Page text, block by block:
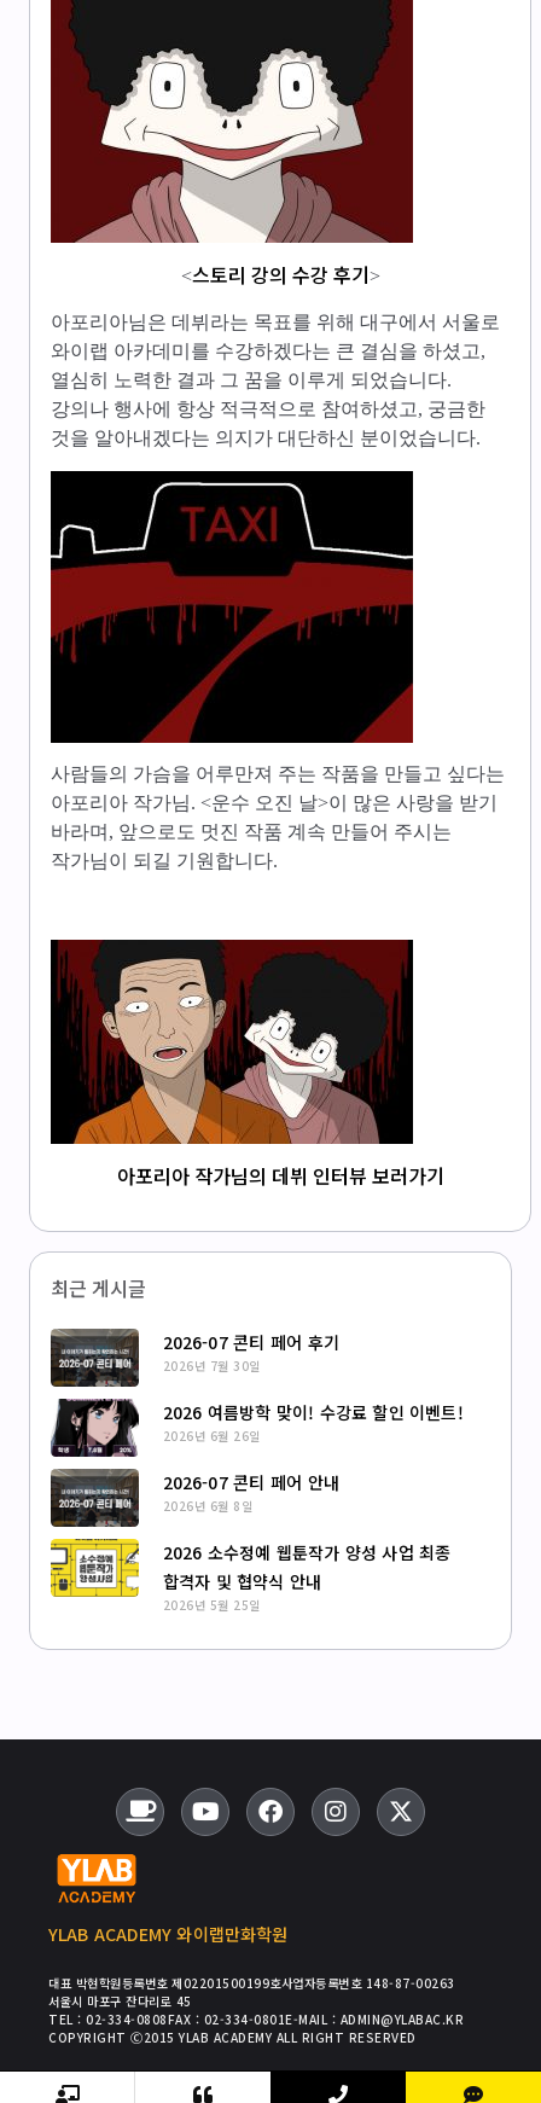
<스토리 강의 수강 후기>
아포리아님은 데뷔라는 목표를 위해 대구에서 서울로
와이랩 아카데미를 수강하겠다는 큰 결심을 하셨고,
열심히 노력한 결과 그 꿈을 이루게 되었습니다.
강의나 행사에 항상 적극적으로 참여하셨고, 궁금한
것을 알아내겠다는 의지가 대단하신 분이었습니다.
사람들의 가슴을 어루만져 주는 작품을 만들고 싶다는
아포리아 작가님. <운수 오진 날>이 많은 사랑을 받기
바라며, 앞으로도 멋진 작품 계속 만들어 주시는
작가님이 되길 기원합니다.
아포리아 작가님의 데뷔 인터뷰 보러가기
최근 게시글
2026-07 콘티 페어 후기
2026년 7월 30일
2026 여름방학 맞이! 수강료 할인 이벤트!
2026년 6월 26일
2026-07 콘티 페어 안내
2026년 6월 8일
2026 소수정예 웹툰작가 양성 사업 최종
합격자 및 협약식 안내
2026년 5월 25일
YLAB ACADEMY 와이랩만화학원
대표 박현학원등록번호 제02201500199호사업자등록번호 148-87-00263
서울시 마포구 잔다리로 45
TEL : 02-334-0808FAX : 02-334-0801E-MAIL : ADMIN@YLABAC.KR
COPYRIGHT Ⓒ2015 YLAB ACADEMY ALL RIGHT RESERVED